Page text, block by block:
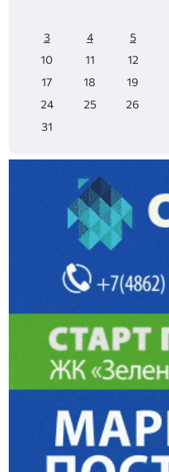
3
4 5
10
11 12
17
18 19
24
25 26
31